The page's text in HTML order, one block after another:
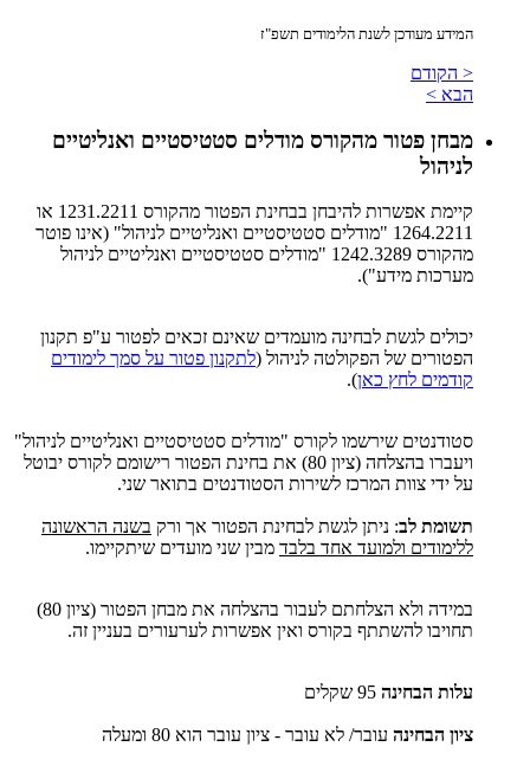
המידע מעודכן לשנת הלימודים תשפ"ז
< הקודם
הבא >
מבחן פטור מהקורס מודלים סטטיסטיים ואנליטיים
לניהול
קיימת אפשרות להיבחן בבחינת הפטור מהקורס 1231.2211 או
1264.2211 "מודלים סטטיסטיים ואנליטיים לניהול" (אינו פוטר
מהקורס 1242.3289 "מודלים סטטיסטיים ואנליטיים לניהול
מערכות מידע").
יכולים לגשת לבחינה מועמדים שאינם זכאים לפטור ע"פ תקנון
הפטורים של הפקולטה לניהול (לתקנון פטור על סמך לימודים
קודמים לחץ כאן).
סטודנטים שירשמו לקורס "מודלים סטטיסטיים ואנליטיים לניהול"
ויעברו בהצלחה (ציון 80) את בחינת הפטור רישומם לקורס יבוטל
על ידי צוות המרכז לשירות הסטודנטים בתואר שני.
תשומת לב: ניתן לגשת לבחינת הפטור אך ורק בשנה הראשונה
ללימודים ולמועד אחד בלבד מבין שני מועדים שיתקיימו.
במידה ולא הצלחתם לעבור בהצלחה את מבחן הפטור (ציון 80)
תחויבו להשתתף בקורס ואין אפשרות לערעורים בעניין זה.
עלות הבחינה
ציון הבחינה עובר/ לא עובר - ציון עובר הוא 80 ומעלה